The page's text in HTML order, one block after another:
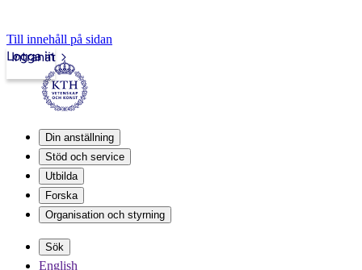
Till innehåll på sidan
Intranät
Logga in
Din anställning
Stöd och service
Utbilda
Forska
Organisation och styrning
Sök
English